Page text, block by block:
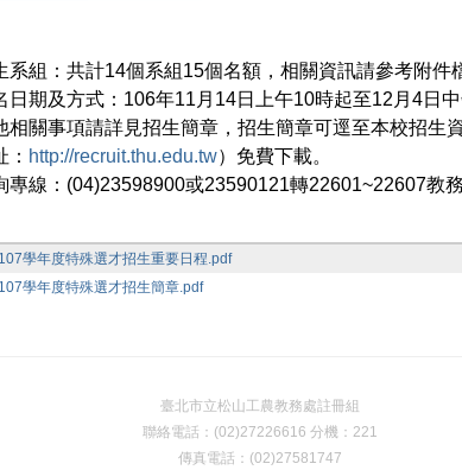
系組：共計14個系組15個名額，相關資訊請參考附件
日期及方式：106年11月14日上午10時起至12月4日
相關事項請詳見招生簡章，招生簡章可逕至本校招生
： http://recruit.thu.edu.tw）免費下載。
專線：(04)23598900或23590121轉22601~22607教務
學年度特殊選才招生重要日程.pdf
學年度特殊選才招生簡章.pdf
臺北市立松山工農教務處註冊組
聯絡電話：(02)27226616 分機：221
傳真電話：(02)27581747